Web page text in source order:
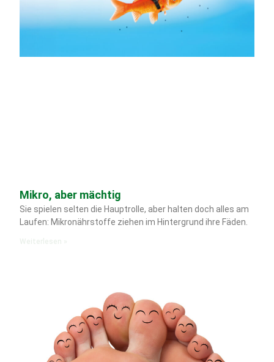
Mikro, aber mächtig
Sie spielen selten die Hauptrolle, aber halten doch alles am
Laufen: Mikronährstoffe ziehen im Hintergrund ihre Fäden.